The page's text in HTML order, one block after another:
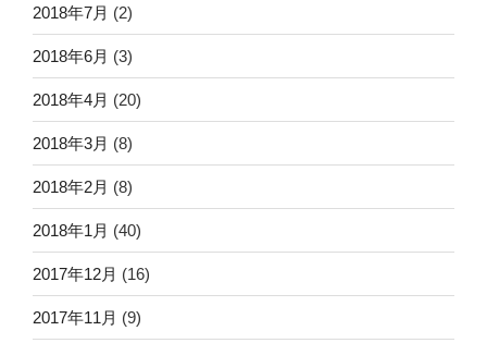
2018年7月 (2)
2018年6月 (3)
2018年4月 (20)
2018年3月 (8)
2018年2月 (8)
2018年1月 (40)
2017年12月 (16)
2017年11月 (9)